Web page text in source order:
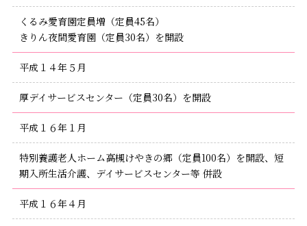
くるみ愛育園定員増（定員45名）
きりん夜間愛育園（定員30名）を開設
平成１４年５月
厚デイサービスセンター（定員30名）を開設
平成１６年１月
特別養護老人ホーム高槻けやきの郷（定員100名）を開設、短
期入所生活介護、デイサービスセンター等 併設
平成１６年４月